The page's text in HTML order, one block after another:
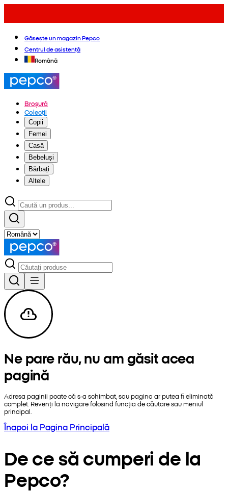
Găsește un magazin Pepco
Centrul de asistență
Română
Broșură
Colecții
Copii
Femei
Casă
Bebeluși
Bărbați
Altele
Ne pare rău, nu am găsit acea
pagină
Adresa paginii poate că s-a schimbat, sau pagina ar putea fi eliminată
complet. Revenți la navigare folosind funcția de căutare sau meniul
principal.
Înapoi la Pagina Principală
De ce să cumperi de la
Pepco?